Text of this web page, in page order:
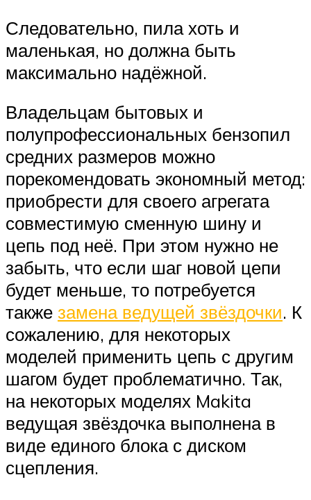
Следовательно, пила хоть и
маленькая, но должна быть
максимально надёжной.
Владельцам бытовых и
полупрофессиональных бензопил
средних размеров можно
порекомендовать экономный метод:
приобрести для своего агрегата
совместимую сменную шину и
цепь под неё. При этом нужно не
забыть, что если шаг новой цепи
будет меньше, то потребуется
также замена ведущей звёздочки. К
сожалению, для некоторых
моделей применить цепь с другим
шагом будет проблематично. Так,
на некоторых моделях Makita
ведущая звёздочка выполнена в
виде единого блока с диском
сцепления.